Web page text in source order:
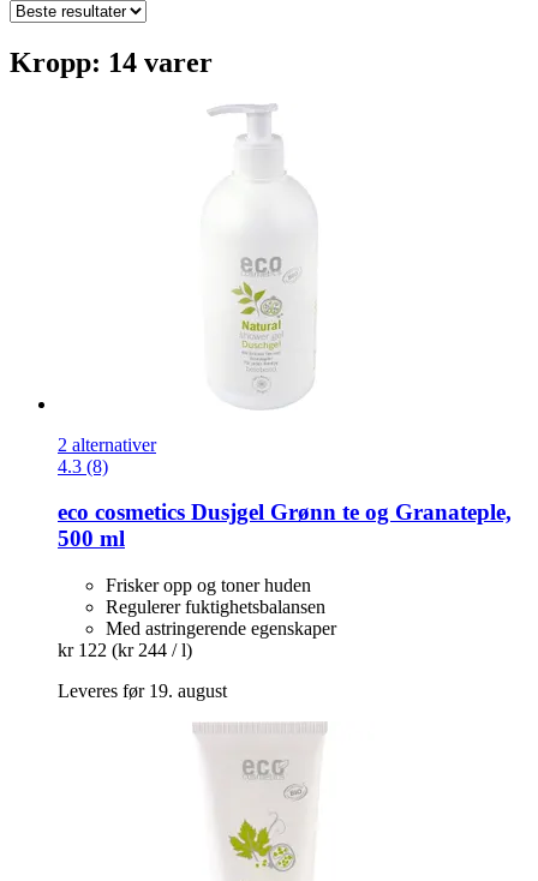
Kropp: 14 varer
2 alternativer
4.3 (8)
eco cosmetics Dusjgel Grønn te og Granateple,
500 ml
Frisker opp og toner huden
Regulerer fuktighetsbalansen
Med astringerende egenskaper
kr 122 (kr 244 / l)
Leveres før 19. august